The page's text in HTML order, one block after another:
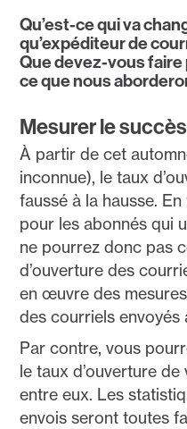
Qu’est-ce qui va
qu’expéditeur de
Que devez-vous faire
ce que nous
Mesurer le
À partir de cet
inconnue), le taux
faussé à la hausse.
pour les abonnés qui
ne pourrez donc pas
d’ouverture des
en œuvre des
des courriels envoyés
Par contre, vous
le taux d’ouverture
entre eux. Les
envois seront toutes